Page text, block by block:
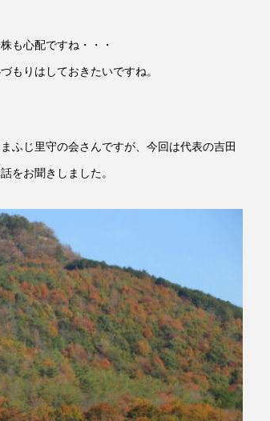
TAG LIST
ン・コンサート
年度 20周年 2学期
BAD GENIUS BL出版 CONCLAVE
globe HAMNET HERE 時を越えて
KADOKAWA KDDI LATE SHIFT
っ
て
も心配ですね・・・
もりはしておきたいですね。
ふじ里守の会さんですが、今回は代表の吉田
をお聞きしました。